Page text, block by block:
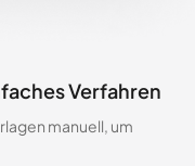
Verfahren
manuell, um